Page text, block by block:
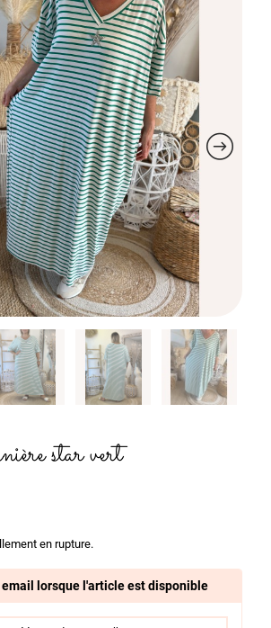
star vert
en rupture.
email lorsque l'article est disponible